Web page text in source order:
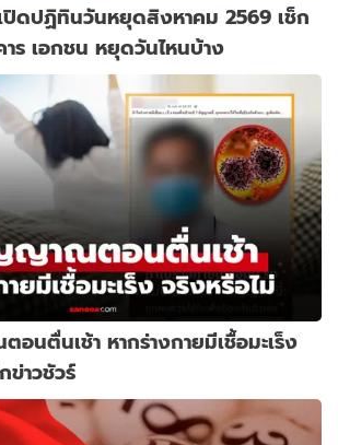
ปิดปฏิทินวันหยุดสิงหาคม 2569 เช็ก
าร เอกชน หยุดวันไหนบ้าง
นตื่นเช้า หากร่างกายมีเชื้อมะเร็ง
ข่าวชัวร์